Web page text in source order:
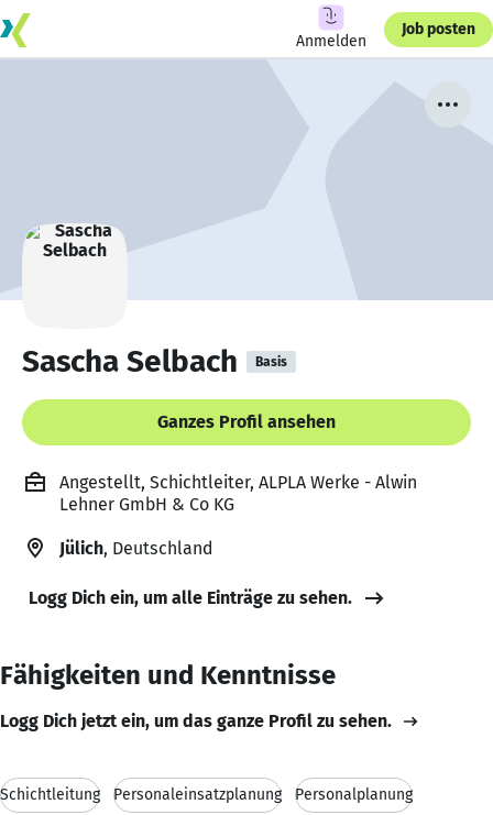
Anmelden
Job posten
Sascha Selbach Basis
Ganzes Profil ansehen
Angestellt, Schichtleiter, ALPLA Werke - Alwin
Lehner GmbH & Co KG
Jülich, Deutschland
Logg Dich ein, um alle Einträge zu sehen.
Fähigkeiten und Kenntnisse
Logg Dich jetzt ein, um das ganze Profil zu sehen.
Schichtleitung Personaleinsatzplanung Personalplanung